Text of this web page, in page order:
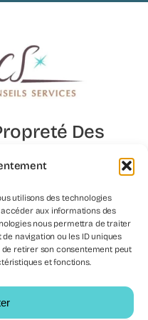
utilisons des technologies
aux informations des
nous permettra de traiter
navigation ou les ID uniques
retirer son consentement peut
et fonctions.
Des